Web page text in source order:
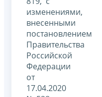
изменениями,
внесенными
постановлением
Правительства
Российской
Федерации
от
17.04.2020